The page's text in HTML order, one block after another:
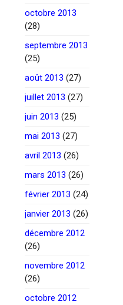
octobre 2013
(28)
septembre 2013
(25)
août 2013 (27)
juillet 2013 (27)
juin 2013 (25)
mai 2013 (27)
avril 2013 (26)
mars 2013 (26)
février 2013 (24)
janvier 2013 (26)
décembre 2012
(26)
novembre 2012
(26)
octobre 2012